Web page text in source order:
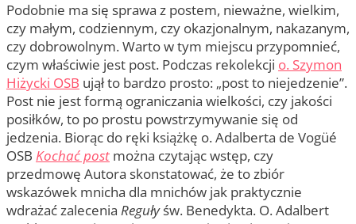
Podobnie ma się sprawa z postem, nieważne, wielkim,
czy małym, codziennym, czy okazjonalnym, nakazanym,
czy dobrowolnym. Warto w tym miejscu przypomnieć,
czym właściwie jest post. Podczas rekolekcji o. Szymon
Hiżycki OSB ujął to bardzo prosto: „post to niejedzenie”.
Post nie jest formą ograniczania wielkości, czy jakości
posiłków, to po prostu powstrzymywanie się od
jedzenia. Biorąc do ręki książkę o. Adalberta de Vogüé
OSB Kochać post można czytając wstęp, czy
przedmowę Autora skonstatować, że to zbiór
wskazówek mnicha dla mnichów jak praktycznie
wdrażać zalecenia Regułyśw. Benedykta. O. Adalbert